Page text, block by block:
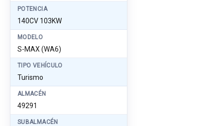
POTENCIA
140CV 103KW
MODELO
S-MAX (WA6)
TIPO VEHÍCULO
Turismo
ALMACÉN
49291
SUBALMACÉN